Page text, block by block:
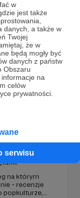
w
jest także
danych, a także w
Twojej
że w
będą mogły być
danych z państw
Obszaru
informacje na
celów
prywatności.
serwisu
projekt
Lisowską. Piszę
na którym
- recenzje
popkulturze,